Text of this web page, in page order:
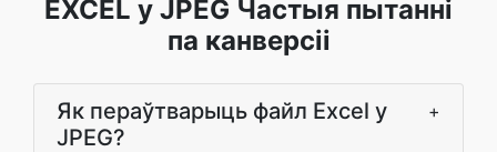
EXCEL у JPEG Частыя пытанні
па канверсіі
Як пераўтварыць файл Excel у
JPEG?
+